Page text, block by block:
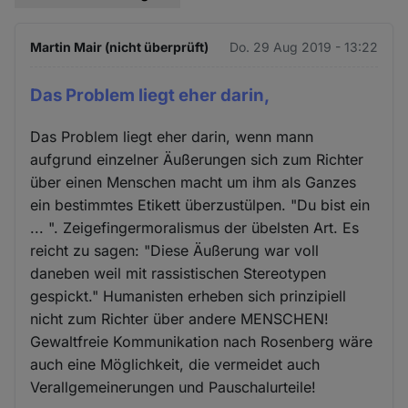
Martin Mair (nicht überprüft) Do. 29 Aug 2019 - 13:22
Das Problem liegt eher darin,
Das Problem liegt eher darin, wenn mann
aufgrund einzelner Äußerungen sich zum Richter
über einen Menschen macht um ihm als Ganzes
ein bestimmtes Etikett überzustülpen. "Du bist ein
... ". Zeigefingermoralismus der übelsten Art. Es
reicht zu sagen: "Diese Äußerung war voll
daneben weil mit rassistischen Stereotypen
gespickt." Humanisten erheben sich prinzipiell
nicht zum Richter über andere MENSCHEN!
Gewaltfreie Kommunikation nach Rosenberg wäre
auch eine Möglichkeit, die vermeidet auch
Verallgemeinerungen und Pauschalurteile!